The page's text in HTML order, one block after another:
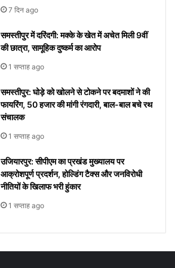
7 दिन ago
समस्तीपुर में दरिंदगी: मक्के के खेत में अचेत मिली 9वीं
की छात्रा, सामूहिक दुष्कर्म का आरोप
1 सप्ताह ago
समस्तीपुर: घोड़े को खोलने से टोकने पर बदमाशों ने की
फायरिंग, 50 हजार की मांगी रंगदारी, बाल-बाल बचे रथ
संचालक
1 सप्ताह ago
उजियारपुर: सीपीएम का प्रखंड मुख्यालय पर
आक्रोशपूर्ण प्रदर्शन, होल्डिंग टैक्स और जनविरोधी
नीतियों के खिलाफ भरी हुंकार
1 सप्ताह ago